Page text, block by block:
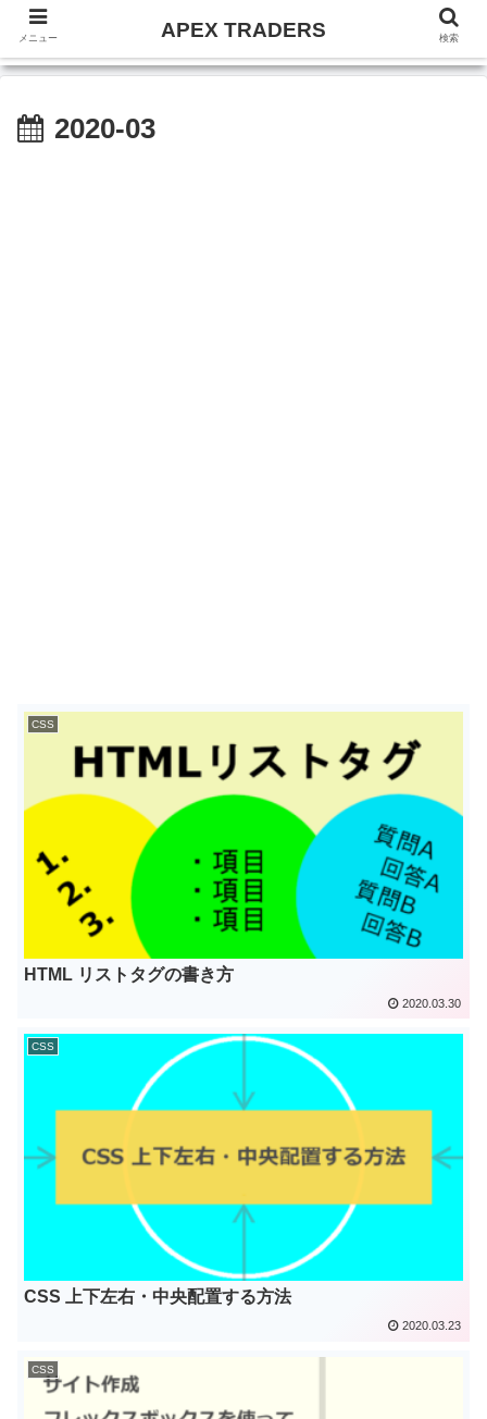
2020-03
CSS
HTML リストタグの書き方
2020.03.30
CSS
CSS 上下左右・中央配置する方法
2020.03.23
CSS
メニュー APEX TRADERS 検索